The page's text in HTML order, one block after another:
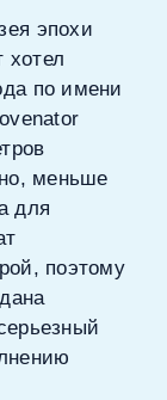
эпохи
хотел
по имени
меньше
для
поэтому